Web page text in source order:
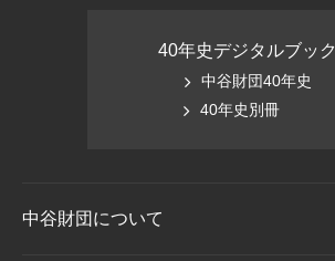
40年史デジタルブック
中谷財団40年史
40年史別冊
中谷財団について